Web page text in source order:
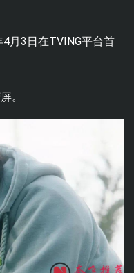
月3日在TVING平台首
。